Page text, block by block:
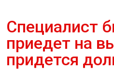
Специалист
приедет на
придется